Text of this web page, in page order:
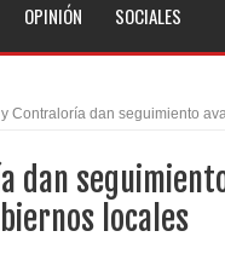
tras la anulación de
metas de transparencia a
Evo Morales
nacional
OPINIÓN SOCIALES
y Contraloría dan seguimiento
dan
locales